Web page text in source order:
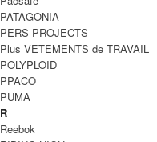
や、日本の生地を使用した、ヴ
を加えたオリジナルのアイテム
魅力を増しています。
GARMENT REPRODUCTION
SIZE
サイズ
0
PATAGONIA
PERS PROJECTS
Plus VETEMENTS de TRAVAIL
POLYPLOID
PPACO
PUMA
R
Reebok